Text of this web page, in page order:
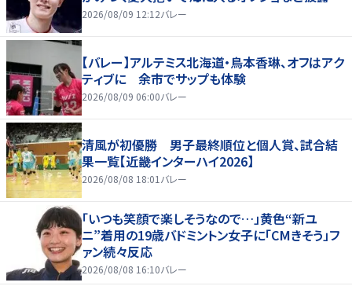
2026/08/09 12:12バレー
【バレー】アルテミス北海道・鳥本香琳、オフはアク
ティブに 余市でサップも体験
2026/08/09 06:00バレー
清風が初優勝 男子最終順位と個人賞、試合結
果一覧【近畿インターハイ2026】
2026/08/08 18:01 バレー
「いつも笑顔で楽しそうなので…」黄色“新ユ
ニ”着用の19歳バドミントン女子に「CMきそう」フ
ァン続々反応
2026/08/08 16:10バレー